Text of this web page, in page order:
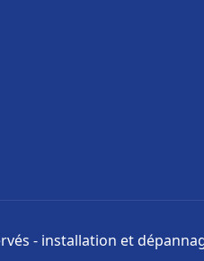
- installation et